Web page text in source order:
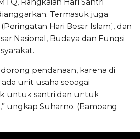
Rangkaian Hari Santri
Termasuk juga
Hari Besar Islam), dan
Nasional, Budaya dan Fungsi
pendanaan, karena di
unit usaha sebagai
untuk santri dan untuk
ungkap Suharno. (Bambang